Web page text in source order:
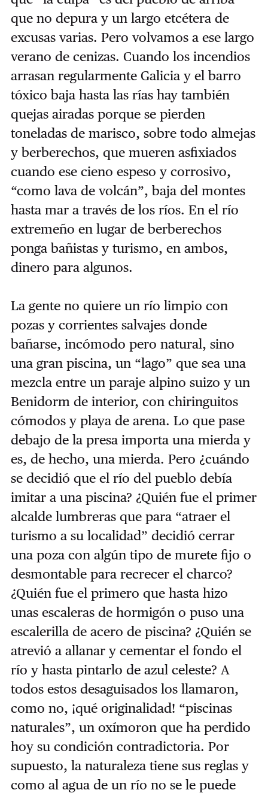
que no depura y un largo etcétera de
excusas varias. Pero volvamos a ese largo
verano de cenizas. Cuando los incendios
arrasan regularmente Galicia y el barro
tóxico baja hasta las rías hay también
quejas airadas porque se pierden
toneladas de marisco, sobre todo almejas
y berberechos, que mueren asfixiados
cuando ese cieno espeso y corrosivo,
“como lava de volcán”, baja del montes
hasta mar a través de los ríos. En el río
extremeño en lugar de berberechos
ponga bañistas y turismo, en ambos,
dinero para algunos.
La gente no quiere un río limpio con
pozas y corrientes salvajes donde
bañarse, incómodo pero natural, sino
una gran piscina, un “lago” que sea una
mezcla entre un paraje alpino suizo y un
Benidorm de interior, con chiringuitos
cómodos y playa de arena. Lo que pase
debajo de la presa importa una mierda y
es, de hecho, una mierda. Pero ¿cuándo
se decidió que el río del pueblo debía
imitar a una piscina? ¿Quién fue el primer
alcalde lumbreras que para “atraer el
turismo a su localidad” decidió cerrar
una poza con algún tipo de murete fijo o
desmontable para recrecer el charco?
¿Quién fue el primero que hasta hizo
unas escaleras de hormigón o puso una
escalerilla de acero de piscina? ¿Quién se
atrevió a allanar y cementar el fondo el
río y hasta pintarlo de azul celeste? A
todos estos desaguisados los llamaron,
como no, ¡qué originalidad! “piscinas
naturales”, un oxímoron que ha perdido
hoy su condición contradictoria. Por
supuesto, la naturaleza tiene sus reglas y
como al agua de un río no se le puede